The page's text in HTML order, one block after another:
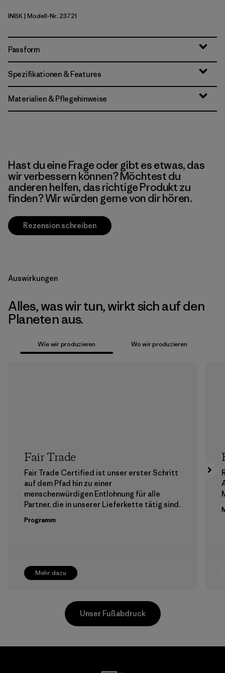
Ink Black
INBK| Modell-Nr. 23721
Passform
Spezifikationen & Features
Materialien & Pflegehinweise
Hast du eine Frage oder gibt es etwas, das
wir verbessern können? Möchtest du
anderen helfen, das richtige Produkt zu
finden? Wir würden gerne von dir hören.
Rezension schreiben
Auswirkungen
Alles, was wir tun, wirkt sich auf den
Planeten aus.
Wie wir produzieren Wo wir produzieren
Mehr dazu
Fair Trade
Fair Trade Certified ist unser erster Schritt
auf dem Pfad hin zu einer
menschenwürdigen Entlohnung für alle
Partner, die in unserer Lieferkette tätig sind.
Programm
Unser Fußabdruck